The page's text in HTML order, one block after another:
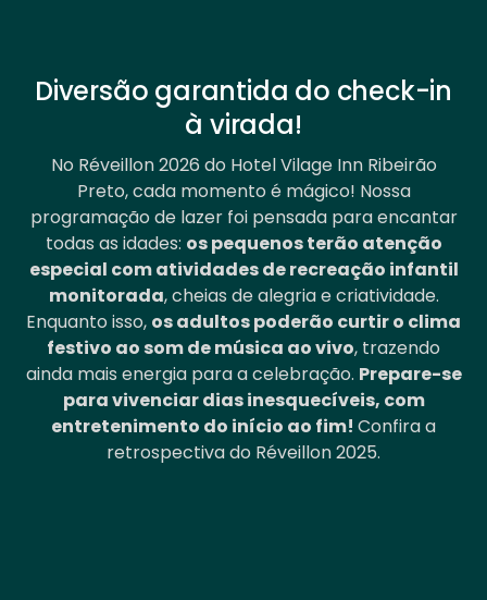
Diversão garantida do check-in
à virada!
No Réveillon 2026 do Hotel Vilage Inn Ribeirão
Preto, cada momento é mágico! Nossa
programação de lazer foi pensada para encantar
todas as idades: os pequenos terão atenção
especial com atividades de recreação infantil
monitorada, cheias de alegria e criatividade.
Enquanto isso, os adultos poderão curtir o clima
festivo ao som de música ao vivo, trazendo
ainda mais energia para a celebração. Prepare-se
para vivenciar dias inesquecíveis, com
entretenimento do início ao fim! Confira a
retrospectiva do Réveillon 2025.